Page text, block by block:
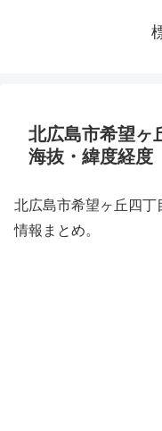
北広島市希望ヶ
海抜・緯度経度
北広島市希望ヶ丘四丁
情報まとめ。